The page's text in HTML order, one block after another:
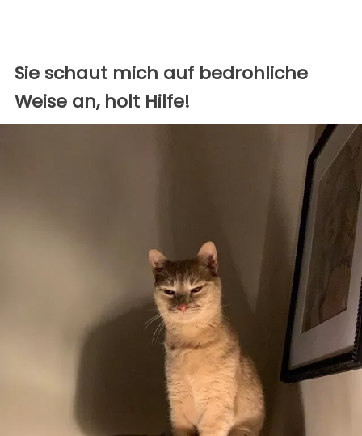
Sie schaut mich auf bedrohliche
Weise an, holt Hilfe!